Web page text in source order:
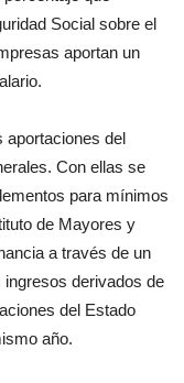
Social sobre el
aportan un
aportaciones del
Con ellas se
para mínimos
de Mayores y
a través de un
derivados de
del Estado
año.